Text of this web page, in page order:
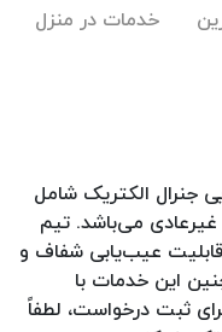
خدمات در منزل
جنرال الکتریک شامل
می‌باشد. تیم
عیب‌یابی شفاف و
این خدمات با
برای ثبت درخواست، لطفاً